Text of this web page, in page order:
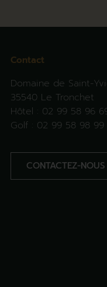
Contact
Domaine de Saint-
35540 Le Tronchet
Hôtel : 02 99 58 96
Golf : 02 99 58 98 99
CONTACTEZ-NOUS